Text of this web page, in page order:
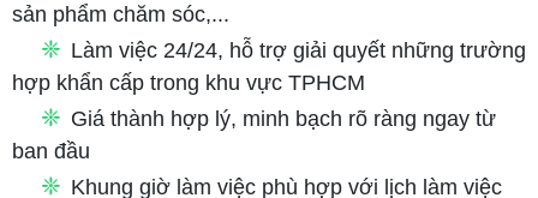
sản phẩm chăm sóc,...
❈ Làm việc 24/24, hỗ trợ giải quyết những trường
hợp khẩn cấp trong khu vực TPHCM
❈ Giá thành hợp lý, minh bạch rõ ràng ngay từ
ban đầu
❈ Khung giờ làm việc phù hợp với lịch làm việc